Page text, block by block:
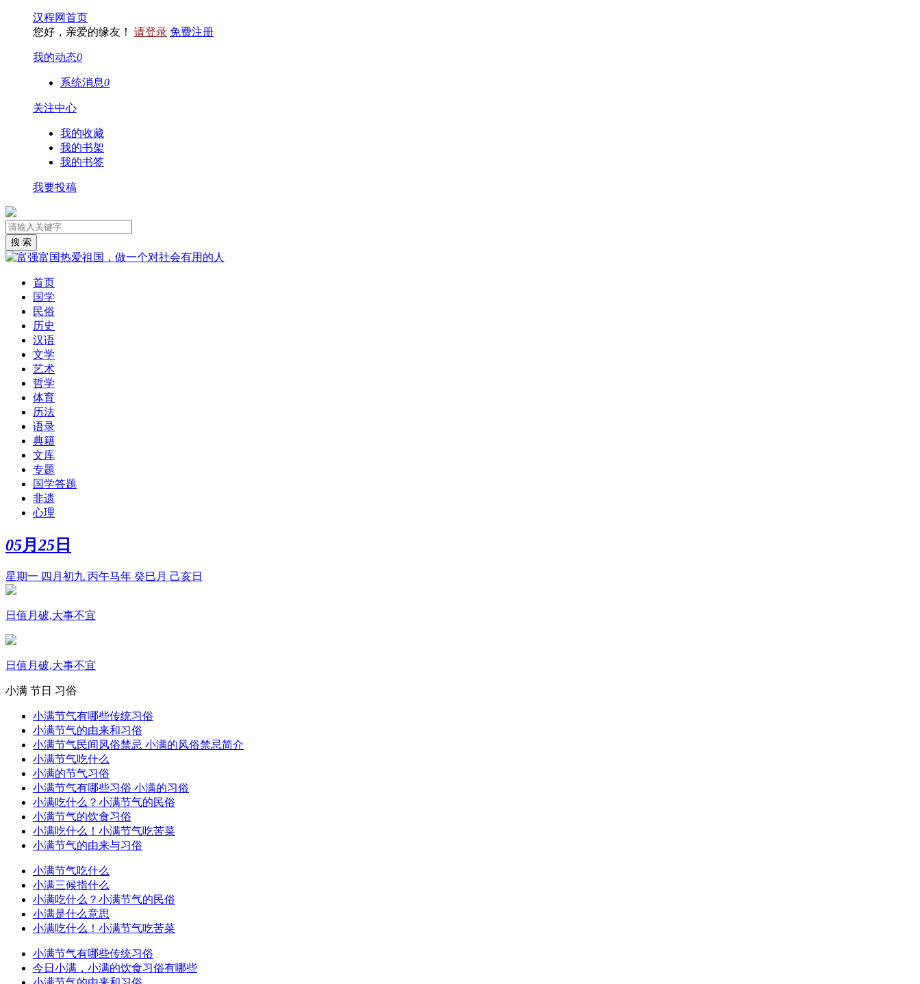
汉程网首页
您好，亲爱的缘友！ 请登录 免费注册
我的动态0
系统消息0
关注中心
我的收藏
我的书架
我的书签
我要投稿
首页
国学
民俗
历史
汉语
文学
艺术
哲学
体育
历法
语录
典籍
文库
专题
国学答题
非遗
心理
05月 25 日
星期一 四月初九 丙午马年 癸巳月 己亥日
日值月破,大事不宜
日值月破,大事不宜
小满 节日 习俗
小满节气有哪些传统习俗
小满节气的由来和习俗
小满节气民间风俗禁忌 小满的风俗禁忌简介
小满节气吃什么
小满的节气习俗
小满节气有哪些习俗 小满的习俗
小满吃什么？小满节气的民俗
小满节气的饮食习俗
小满吃什么！小满节气吃苦菜
小满节气的由来与习俗
小满节气吃什么
小满三候指什么
小满吃什么？小满节气的民俗
小满是什么意思
小满吃什么！小满节气吃苦菜
小满节气有哪些传统习俗
今日小满，小满的饮食习俗有哪些